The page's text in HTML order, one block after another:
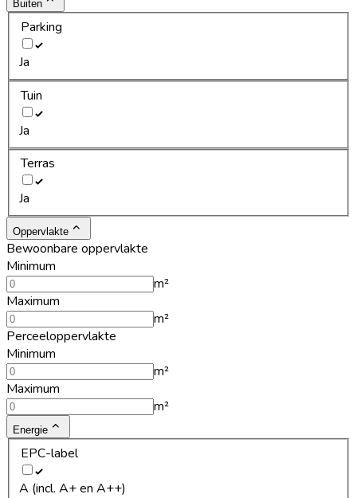
Buiten
Parking
Ja
Tuin
Ja
Terras
Ja
Oppervlakte
Bewoonbare oppervlakte
Minimum
m²
Maximum
m²
Perceeloppervlakte
Minimum
m²
Maximum
m²
Energie
EPC-label
A (incl. A+ en A++)